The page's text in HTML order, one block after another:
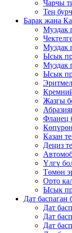
Чарчы
Тең
Барак жана
Муздак
Муздак
Ысык
Муздак
Ысык
Жазгы
Фланец
Казан
Деңиз
Үлгү
Төмөн
Орто
Ысык
Дат баспаган
Дат
Дат
Дат